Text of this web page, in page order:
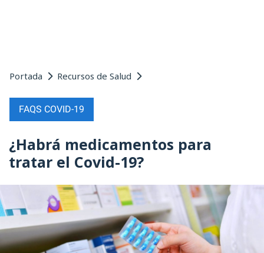
Portada Recursos de Salud
FAQS COVID-19
¿Habrá medicamentos para
tratar el Covid-19?